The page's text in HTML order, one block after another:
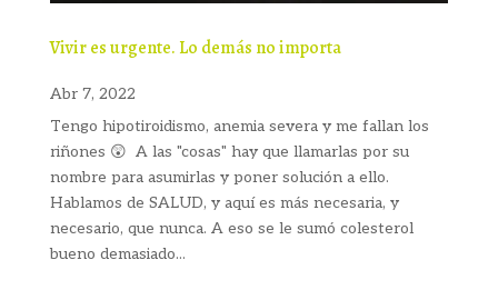
Vivir es urgente. Lo demás no importa
Abr 7, 2022
Tengo hipotiroidismo, anemia severa y me fallan los
riñones 😲 A las "cosas" hay que llamarlas por su
nombre para asumirlas y poner solución a ello.
Hablamos de SALUD, y aquí es más necesaria, y
necesario, que nunca. A eso se le sumó colesterol
bueno demasiado...